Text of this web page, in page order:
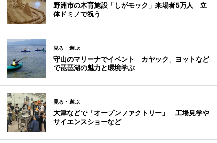
野洲市の木育施設「しがモック」来場者5万人 立
体ドミノで祝う
見る・遊ぶ
守山のマリーナでイベント カヤック、ヨットなど
で琵琶湖の魅力と環境学ぶ
見る・遊ぶ
大津などで「オープンファクトリー」 工場見学や
サイエンスショーなど